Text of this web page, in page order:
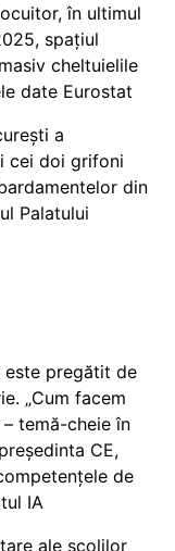
în ultimul
spațiul
cheltuielile
date Eurostat
a
cei doi grifoni
din
Palatului
este pregătit de
„Cum facem
temă-cheie în
CE,
de
IA
ale școlilor